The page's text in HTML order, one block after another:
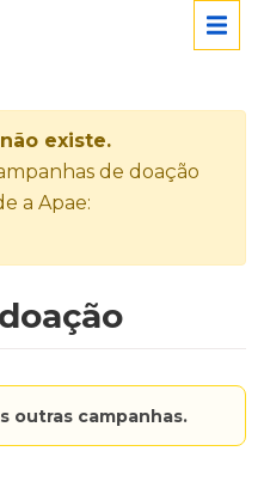
existe.
de doação
a Apae:
outras campanhas.